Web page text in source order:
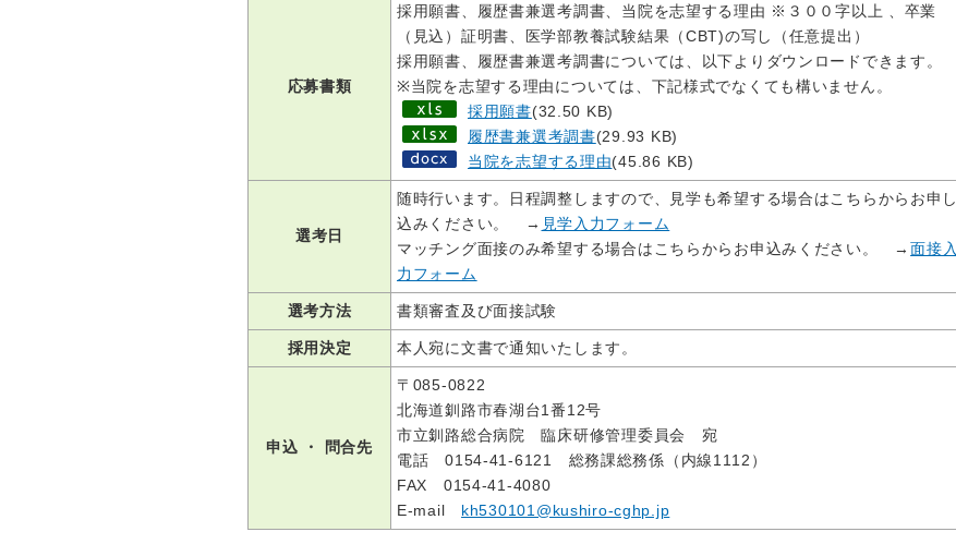
応募書類
採用願書、履歴書兼選考調書、当院を志望する理由 ※３００字以上 、卒業
（見込）証明書、医学部教養試験結果（CBT)の写し（任意提出）
採用願書、履歴書兼選考調書については、以下よりダウンロードできます。
※当院を志望する理由については、下記様式でなくても構いません。
採用願書(32.50 KB)
履歴書兼選考調書(29.93 KB)
当院を志望する理由(45.86 KB)
選考日
随時行います。日程調整しますので、見学も希望する場合はこちらからお申し
込みください。
→ 見学入力フォーム
マッチング面接のみ希望する場合はこちらからお申込みください。
→面接入
力フォーム
選考方法 書類審査及び面接試験
採用決定 本人宛に文書で通知いたします。
申込 ・ 問合先
〒085-0822
北海道釧路市春湖台1番12号
市立釧路総合病院 臨床研修管理委員会 宛
電話 0154‐41‐6121 総務課総務係（内線1112）
FAX 0154‐41‐4080
E‐mail kh530101@kushiro-cghp.jp